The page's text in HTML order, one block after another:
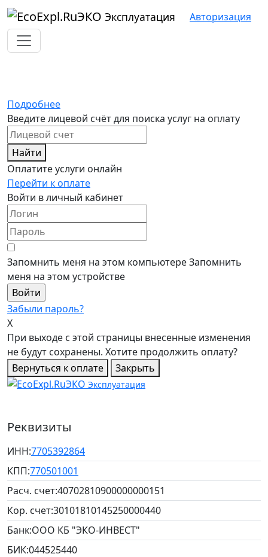
ЭКО Эксплуатация Авторизация
Подробнее
Введите лицевой счёт для поиска услуг на оплату
Найти
Оплатите услуги онлайн
Перейти к оплате
Войти в личный кабинет
Запомнить меня на этом компьютереЗапомнить
меня на этом устройстве
Забыли пароль?
X
При выходе с этой страницы внесенные изменения
не будут сохранены. Хотите продолжить оплату?
Вернуться к оплате
Закрыть
ЭКО Эксплуатация
Реквизиты
ИНН:7705392864
КПП:770501001
Расч. счет:40702810900000000151
Кор. счет:30101810145250000440
Банк:ООО КБ "ЭКО-ИНВЕСТ"
БИК:044525440